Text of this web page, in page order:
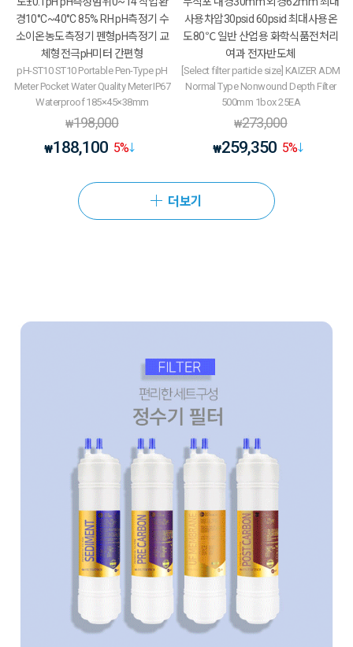
경10°C~40°C 85% RH pH측정기 수
소이온농도측정기 펜형pH측정기 교
체형전극pH미터 간편형
pH-ST10 ST10 Portable Pen-Type pH
Meter Pocket Water Quality Meter IP67
Waterproof 185×45×38mm
₩198,000
₩188,100 5%
사용차압30psid 60psid 최대사용온
도80℃ 일반 산업용 화학식품전처리
여과 전자반도체
[Select filter particle size] KAIZER ADM
Normal Type Nonwound Depth Filter
500mm 1box 25EA
₩273,000
₩259,350 5%
더보기